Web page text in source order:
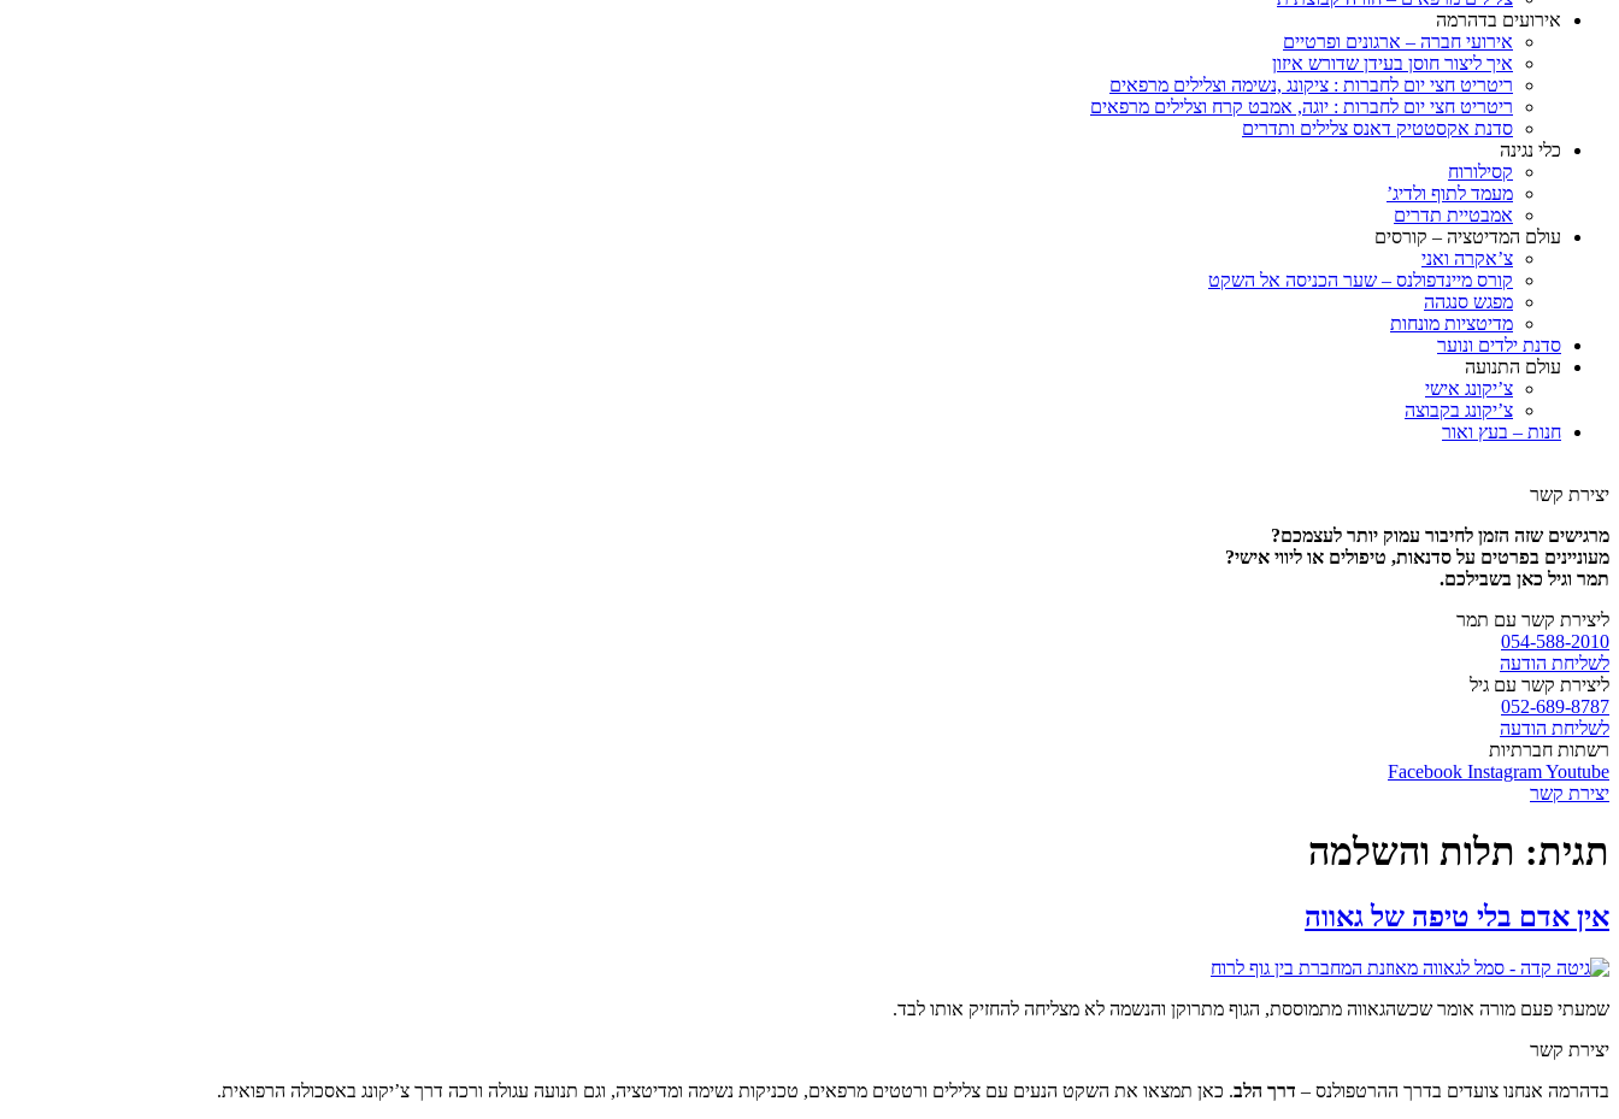
אירועים בדהרמה
אירועי חברה – ארגונים ופרטיים
איך ליצור חוסן בעידן שדורש איזון
ריטריט חצי יום לחברות : ציקונג ,נשימה וצלילים מרפאים
ריטריט חצי יום לחברות : יוגה, אמבט קרח וצלילים מרפאים
סדנת אקסטטיק דאנס צלילים ותדרים
כלי נגינה
קסילורוח
מעמד לתוף ולדיג’
אמבטיית תדרים
עולם המדיטציה – קורסים
צ’אקרה ואני
קורס מיינדפולנס – שער הכניסה אל השקט
מפגש סנגהה
מדיטציות מונחות
סדנת ילדים ונוער
עולם התנועה
צ’יקונג אישי
צ’יקונג בקבוצה
חנות – בעץ ואור
יצירת קשר
מרגישים שזה הזמן לחיבור עמוק יותר לעצמכם?
מעוניינים בפרטים על סדנאות, טיפולים או ליווי אישי?
תמר וגיל כאן בשבילכם.
ליצירת קשר עם תמר
054-588-2010
לשליחת הודעה
ליצירת קשר עם גיל
052-689-8787
לשליחת הודעה
רשתות חברתיות
Facebook InstagramYoutube
יצירת קשר
תגית: תלות והשלמה
אין אדם בלי טיפה של גאווה
שמעתי פעם מורה אומר שכשהגאווה מתמוססת, הגוף מתרוקן והנשמה לא מצליחה להחזיק אותו לבד.
יצירת קשר
בדהרמה אנחנו צועדים בדרך ההרטפולנס – דרך הלב. כאן תמצאו את השקט הנעים עם צלילים ורטטים מרפאים, טכניקות נשימה ומדיטציה, וגם תנועה עגולה ורכה דרך צ’יקונג באסכולה הרפואית.